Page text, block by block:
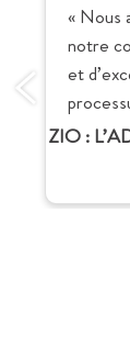
« Nous
notre
et
ZIO :